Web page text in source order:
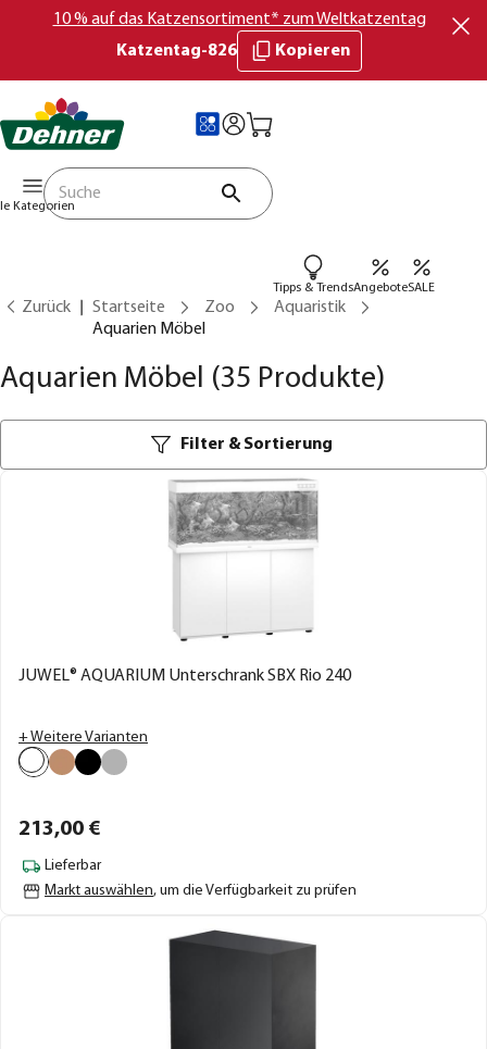
10 % auf das Katzensortiment* zum Weltkatzentag
Katzentag-826
Kopieren
Kategorien
Tipps & TrendsAngeboteSALE
Zurück Startseite Zoo
Aquaristik
Aquarien Möbel
Aquarien Möbel (35 Produkte)
Filter & Sortierung
JUWEL® AQUARIUM Unterschrank SBX Rio 240
+ Weitere Varianten
213,00 €
Lieferbar
Markt auswählen, um die Verfügbarkeit zu prüfen